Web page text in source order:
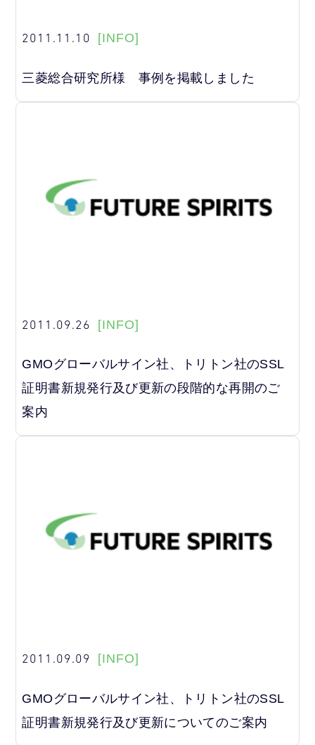
2011.11.10 [INFO]
三菱総合研究所様 事例を掲載しました
2011.09.26 [INFO]
GMOグローバルサイン社、トリトン社のSSL
証明書新規発行及び更新の段階的な再開のご
案内
2011.09.09 [INFO]
GMOグローバルサイン社、トリトン社のSSL
証明書新規発行及び更新についてのご案内